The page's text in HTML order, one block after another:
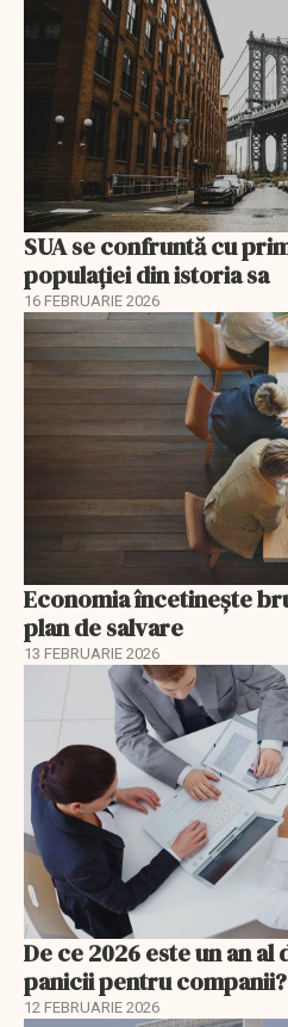
SUA se confruntă cu
populației din istoria sa
16 FEBRUARIE 2026
Economia încetinește
plan de salvare
13 FEBRUARIE 2026
De ce 2026 este un an al
panicii pentru companii?
12 FEBRUARIE 2026